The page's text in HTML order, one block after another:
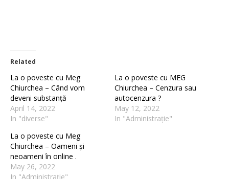
Related
La o poveste cu Meg
Chiurchea – Când vom
deveni substanță
April 14, 2022
In "diverse"
La o poveste cu MEG
Chiurchea – Cenzura sau
autocenzura ?
May 12, 2022
In "Administrație"
La o poveste cu Meg
Chiurchea – Oameni și
neoameni în online .
May 26, 2022
In "Administrație"